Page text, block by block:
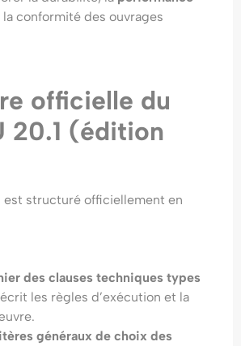
la conformité des ouvrages
officielle du
20.1 (édition
est structuré officiellement en
des clauses techniques types
les règles d’exécution et la
généraux de choix des